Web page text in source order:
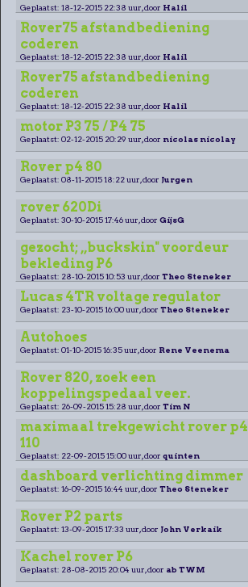
Geplaatst: 18-12-2015 22:38 uur, door Halil
Rover75 afstandbediening
coderen
Geplaatst: 18-12-2015 22:38 uur, door Halil
Rover75 afstandbediening
coderen
Geplaatst: 18-12-2015 22:38 uur, door Halil
motor P3 75 / P4 75
Geplaatst: 02-12-2015 20:29 uur, door nicolas nicolay
Rover p4 80
Geplaatst: 08-11-2015 18:22 uur, door Jurgen
rover 620Di
Geplaatst: 30-10-2015 17:46 uur, door GijsG
gezocht; ,,buckskin" voordeur
bekleding P6
Geplaatst: 28-10-2015 10:53 uur, door Theo Steneker
Lucas 4TR voltage regulator
Geplaatst: 23-10-2015 16:00 uur, door Theo Steneker
Autohoes
Geplaatst: 01-10-2015 16:35 uur, door Rene Veenema
Rover 820, zoek een
koppelingspedaal veer.
Geplaatst: 26-09-2015 15:28 uur, door Tim N
maximaal trekgewicht rover p4
110
Geplaatst: 22-09-2015 15:00 uur, door quinten
dashboard verlichting dimmer
Geplaatst: 16-09-2015 16:44 uur, door Theo Steneker
Rover P2 parts
Geplaatst: 13-09-2015 17:33 uur, door John Verkaik
Kachel rover P6
Geplaatst: 28-08-2015 20:04 uur, door ab TWM